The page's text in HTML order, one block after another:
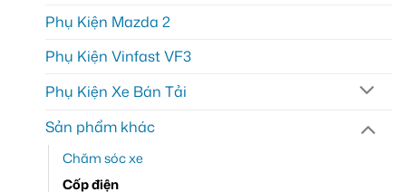
Phụ Kiện Mazda 2
Phụ Kiện Vinfast VF3
Phụ Kiện Xe Bán Tải
Sản phẩm khác
Chăm sóc xe
Cốp điện